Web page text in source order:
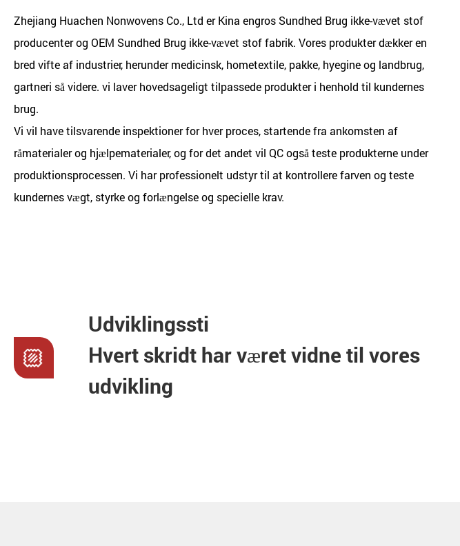
Zhejiang Huachen Nonwovens Co., Ltd erKina engros Sundhed Brug ikke-vævet stof
producenterog OEM Sundhed Brug ikke-vævet stof fabrik. Vores produkter dækker en
bred vifte af industrier, herunder medicinsk, hometextile, pakke, hyegine og landbrug,
gartneri så videre. vi laver hovedsageligt tilpassede produkter i henhold til kundernes
brug.
Vi vil have tilsvarende inspektioner for hver proces, startende fra ankomsten af ​​
råmaterialer og hjælpematerialer, og for det andet vil QC også teste produkterne under
produktionsprocessen. Vi har professionelt udstyr til at kontrollere farven og teste
kundernes vægt, styrke og forlængelse og specielle krav.
Udviklingssti
Hvert skridt har været vidne til vores
udvikling